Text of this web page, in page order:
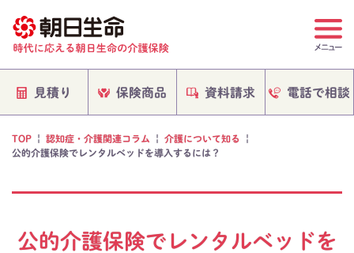
見積り 保険商品 資料請求 電話で相談
TOP | 認知症・介護関連コラム | 介護について知る |
公的介護保険でレンタルベッドを導入するには？
公的介護保険でレンタルベッドを